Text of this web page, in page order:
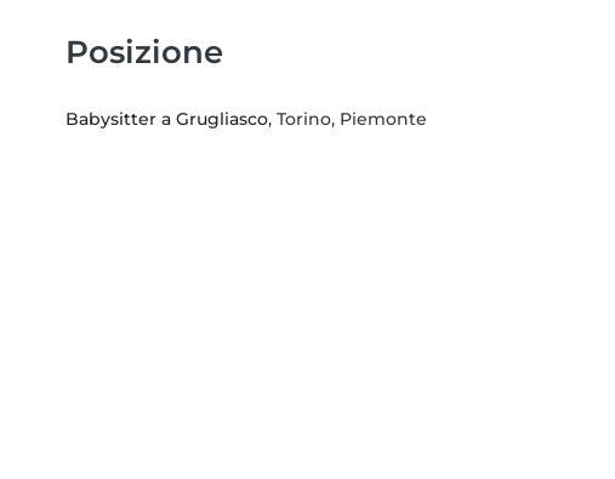
Posizione
Babysitter a Grugliasco, Torino, Piemonte